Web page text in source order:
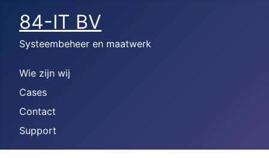
84-IT BV
Systeembeheer en maatwerk
Wie zijn wij
Cases
Contact
Support